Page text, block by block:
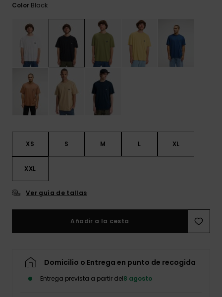
Consultar
las FAQ
Color Black
XS S M L XL
XXL
Ver guía de tallas
Añadir a la cesta
Domicilio o Entrega en punto de recogida
Entrega prevista a partir del8 agosto